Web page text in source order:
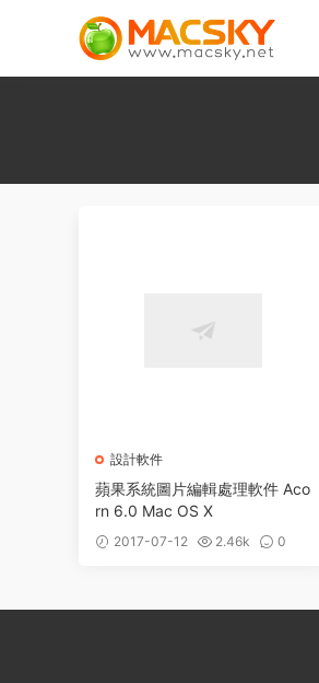
設計軟件
蘋果系統圖片編輯處理軟件 Aco
rn 6.0 Mac OS X
2017-07-12 2.46k 0